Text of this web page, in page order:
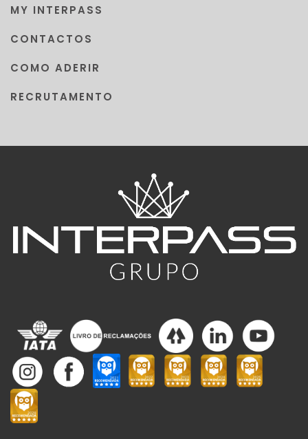
MY INTERPASS
CONTACTOS
COMO ADERIR
RECRUTAMENTO